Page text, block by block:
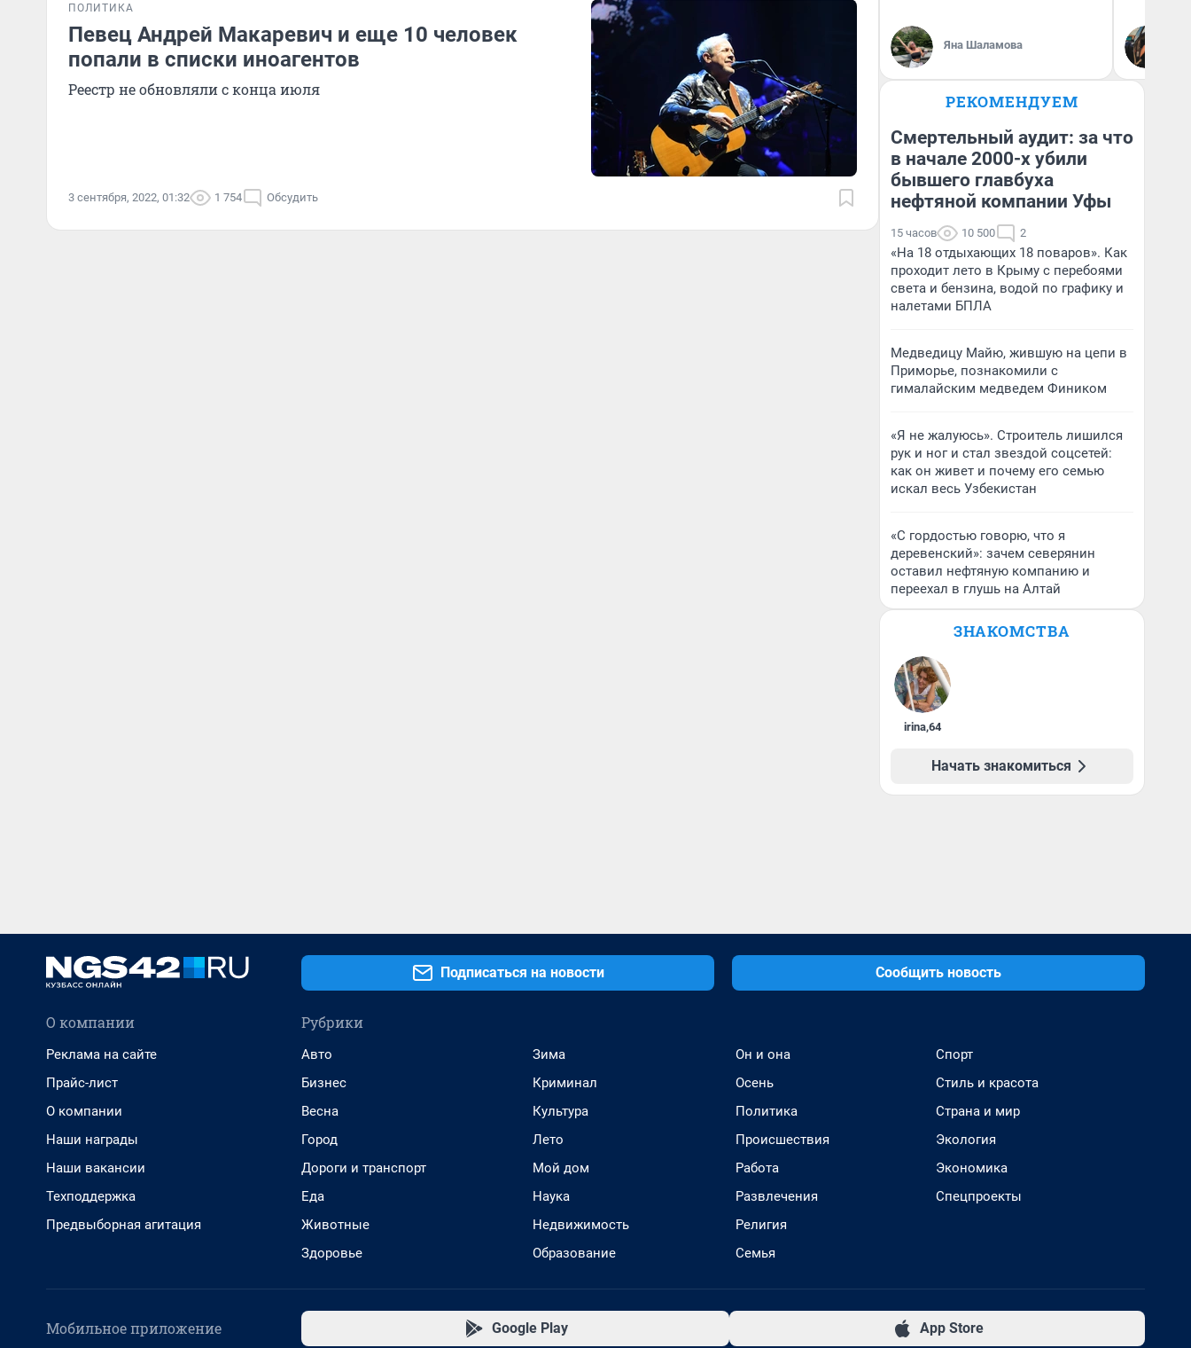
ПОЛИТИКА
Певец Андрей Макаревич и еще 10 человек
попали в списки иноагентов
Реестр не обновляли с конца июля
3 сентября, 2022, 01:32 1 754 Обсудить
Яна Шаламова
РЕКОМЕНДУЕМ
Смертельный аудит: за что
в начале 2000-х убили
бывшего главбуха
нефтяной компании Уфы
15 часов 10 500 2
«На 18 отдыхающих 18 поваров». Как
проходит лето в Крыму с перебоями
света и бензина, водой по графику и
налетами БПЛА
Медведицу Майю, жившую на цепи в
Приморье, познакомили с
гималайским медведем Фиником
«Я не жалуюсь». Строитель лишился
рук и ног и стал звездой соцсетей:
как он живет и почему его семью
искал весь Узбекистан
«С гордостью говорю, что я
деревенский»: зачем северянин
оставил нефтяную компанию и
переехал в глушь на Алтай
ЗНАКОМСТВА
irina,64
Начать знакомиться
Подписаться на новости Сообщить новость
О компании
Реклама на сайте
Прайс-лист
О компании
Наши награды
Наши вакансии
Техподдержка
Предвыборная агитация
Рубрики
Авто
Бизнес
Весна
Город
Дороги и транспорт
Еда
Животные
Здоровье
Зима
Криминал
Культура
Лето
Мой дом
Наука
Недвижимость
Образование
Он и она
Осень
Политика
Происшествия
Работа
Развлечения
Религия
Семья
Спорт
Стиль и красота
Страна и мир
Экология
Экономика
Спецпроекты
Мобильное приложение Google Play App Store